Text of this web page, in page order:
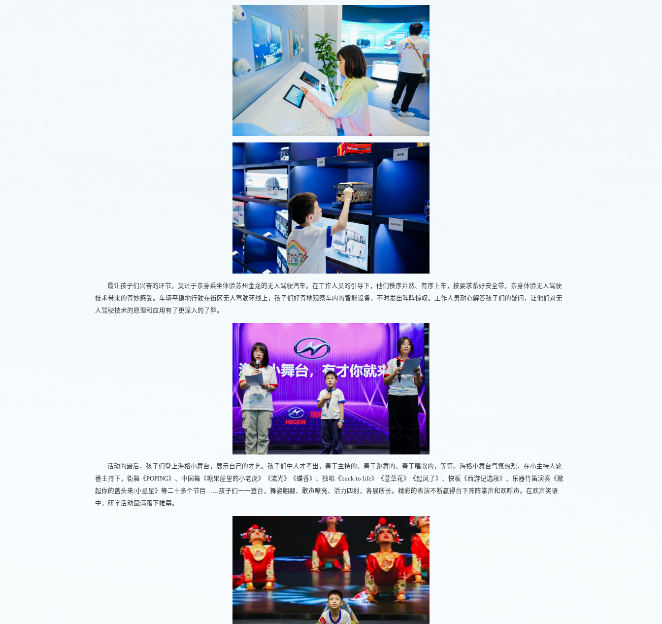
最让孩子们兴奋的环节，莫过于亲身乘坐体验苏州金龙的无人驾驶汽车。在工作人员的引导下，他们秩序井然、有序上车，按要求系好安全带，亲身体验无人驾驶
技术带来的奇妙感受。车辆平稳地行驶在街区无人驾驶环线上，孩子们好奇地观察车内的智能设备，不时发出阵阵惊叹。工作人员耐心解答孩子们的疑问，让他们对无
人驾驶技术的原理和应用有了更深入的了解。
活动的最后，孩子们登上海格小舞台，展示自己的才艺。孩子们中人才辈出，善于主持的、善于跳舞的、善于唱歌的，等等。海格小舞台气氛热烈，在小主持人轮
番主持下，街舞《POPING》、中国舞《糖果屋里的小老虎》《流光》《蝶香》、独唱《back to life》《萱草花》《起风了》、快板《西游记选段》、乐器竹笛演奏《掀
起你的盖头来/小星星》等二十多个节目……孩子们一一登台，舞姿翩翩、歌声嘹亮、活力四射，各展所长。精彩的表演不断赢得台下阵阵掌声和欢呼声。在欢声笑语
中，研学活动圆满落下帷幕。